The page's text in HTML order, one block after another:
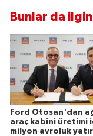
Bunlar da
Ford Otosan'dan
araç kabini üretimi
milyon avroluk